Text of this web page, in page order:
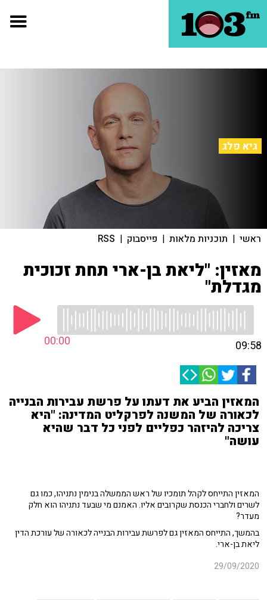
גיא פלג
ראשי | תוכניות מלאות | פייסבוק |
RSS
מאזין: "ליאת בן-ארי תחת זכוכית
מגדלת"
00:00 09:58
המאזין הביע את דעתו על פרשת עבירות הבנייה
לכאורה של המשנה לפרקליט המדינה: "היא
צריכה להיזהר כפליים לפני כל דבר שהיא
עושה"
המאזין התייחס לקהל תומכיו של ראש הממשלה בנימין נתניהו, כמו גם
לשרים ולחברי הכנסת שקרובים אליו. האמנם מי שבעד נתניהו הוא חלק
מעדר?
בהמשך, התייחס המאזין גם לפרשת עבירות הבנייה לכאורה של עורכת הדין
ליאת בן-ארי.
29/09/2020